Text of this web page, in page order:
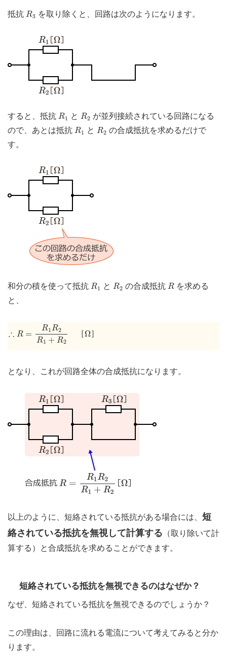
抵抗 R3
R3 を取り除くと、回路は次のようになります。
すると、抵抗 R1
R1 と R2
R2
が並列接続されている回路になる
ので、あとは抵抗 R1
R1 と R2
R2
の合成抵抗を求めるだけで
す。
和分の積を使って抵抗 R1
R1 と R2
R2 の合成抵抗 R
Rを求める
と、
∴ R =
R1 R2
R1 + R2
R2 R1
［Ω
Ω］
となり、これが回路全体の合成抵抗になります。
以上のように、短絡されている抵抗がある場合には、 短
絡されている抵抗を無視して計算する （取り除いて計
算する）と合成抵抗を求めることができます。
短絡されている抵抗を無視できるのはなぜか？
なぜ、短絡されている抵抗を無視できるのでしょうか？
この理由は、回路に流れる電流について考えてみると分か
ります。